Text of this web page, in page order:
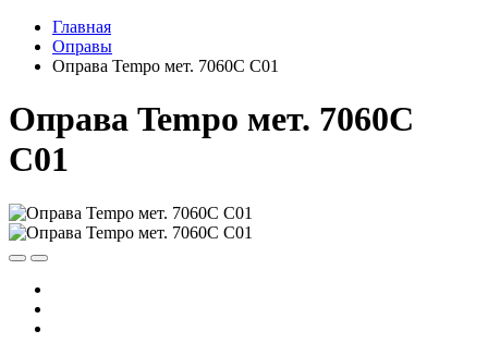
Главная
Оправы
Оправа Tempo мет. 7060C С01
Оправа Tempo мет. 7060C
С01